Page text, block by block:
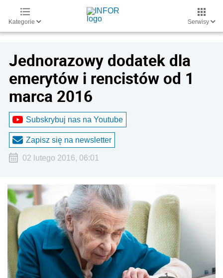
Kategorie Serwisy
Jednorazowy dodatek dla
emerytów i rencistów od 1
marca 2016
Subskrybuj nas na Youtube
Zapisz się na newsletter
02 lutego 2016, 06:01